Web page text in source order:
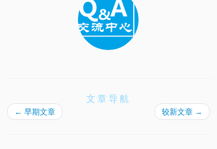
文章导航
← 早期文章 较新文章 →